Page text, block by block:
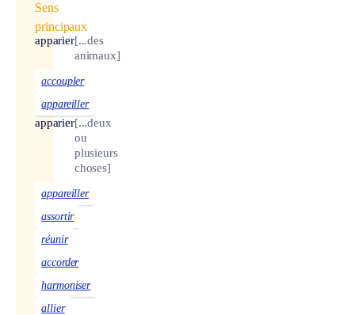
Sens
principaux
apparier[...des
animaux]
accoupler
appareiller
apparier[...deux
ou
plusieurs
choses]
appareiller
assortir
réunir
accorder
harmoniser
allier